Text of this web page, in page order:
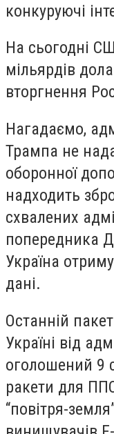
конкуруючі
На сьогодні
мільярдів
вторгнення
Нагадаємо,
Трампа не
оборонної
надходить
схвалених
попередника
Україна
дані.
Останній
Україні від
оголошений 9
ракети для
“повітря-